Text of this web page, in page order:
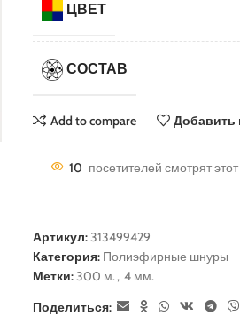
ЦВЕТ
СОСТАВ
Add to compare Добавить
10 посетителей смотрят
Артикул:313499429
Категория: Полиэфирные шнуры
Метки:300 м., 4 мм.
Поделиться: